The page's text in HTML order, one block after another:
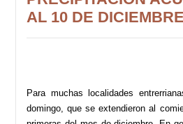
AL 10 DE
Para muchas localidades
domingo, que se extendieron al